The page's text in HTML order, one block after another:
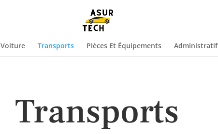
Voiture Transports Pièces Et Équipements Administratif
Transports